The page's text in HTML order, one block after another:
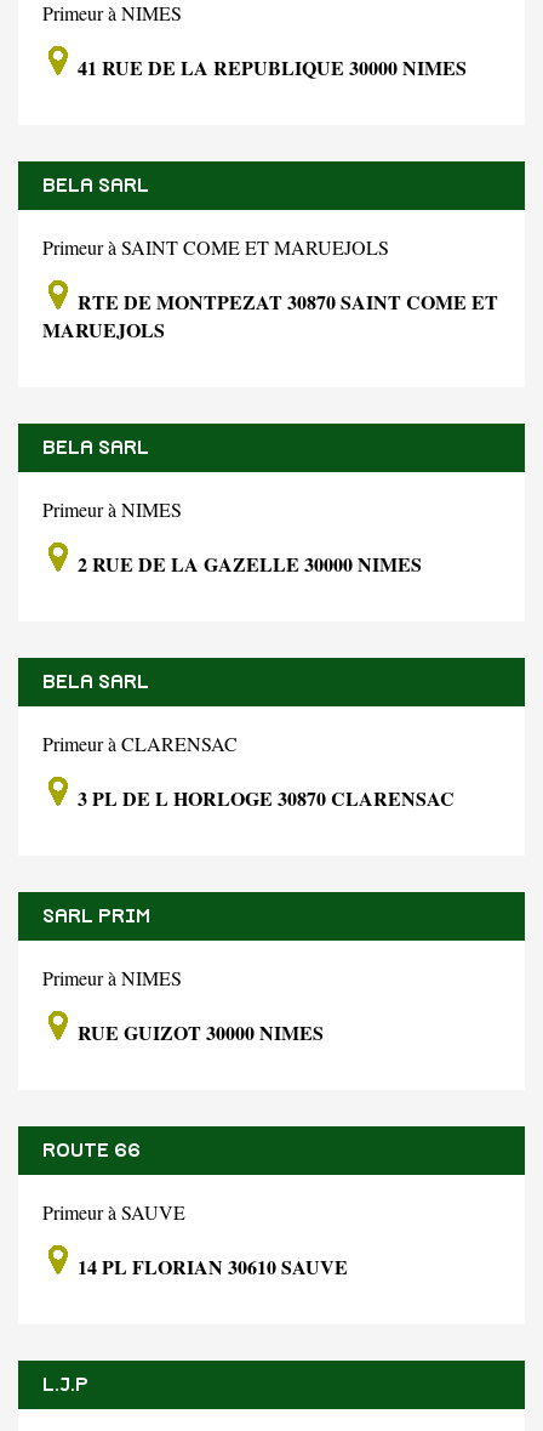
Primeur à NIMES
41 RUE DE LA REPUBLIQUE 30000 NIMES
BELA SARL
Primeur à SAINT COME ET MARUEJOLS
RTE DE MONTPEZAT 30870 SAINT COME ET
MARUEJOLS
BELA SARL
Primeur à NIMES
2 RUE DE LA GAZELLE 30000 NIMES
BELA SARL
Primeur à CLARENSAC
3 PL DE L HORLOGE 30870 CLARENSAC
SARL PRIM
Primeur à NIMES
RUE GUIZOT 30000 NIMES
ROUTE 66
Primeur à SAUVE
14 PL FLORIAN 30610 SAUVE
L.J.P